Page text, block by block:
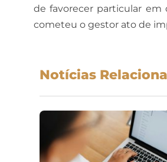
de favorecer particular
cometeu o gestor ato de
Notícias